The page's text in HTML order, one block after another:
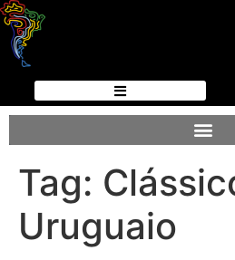
Tag:
Uruguaio